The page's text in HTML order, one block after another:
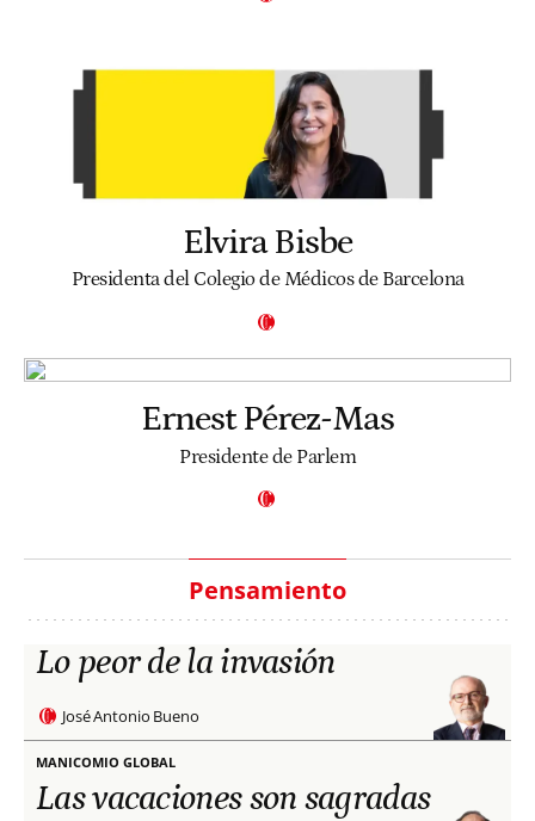
Elvira Bisbe
Presidenta del Colegio de Médicos de Barcelona
Ernest Pérez-Mas
Presidente de Parlem
Pensamiento
Lo peor de la invasión
José Antonio Bueno
MANICOMIO GLOBAL
Las vacaciones son sagradas